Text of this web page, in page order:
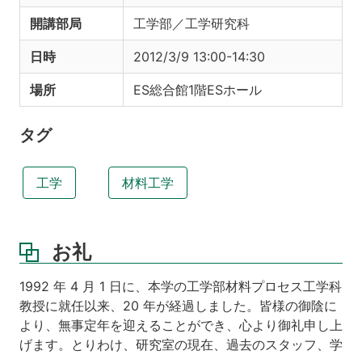
開講部局 工学部／工学研究科
日時 2012/3/9 13:00-14:30
場所 ES総合館1階ESホール
タグ
工学 材料工学
お礼
1992 年 4 月 1 日に、本学の工学部材料プロセス工学科
教授に就任以来、20 年が経過しました。皆様の御陰に
より、無事定年を迎えることができ、心より御礼申し上
げます。とりわけ、研究室の現在、過去のスタッフ、学